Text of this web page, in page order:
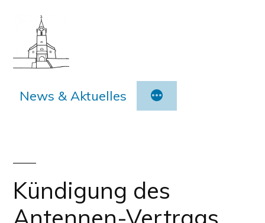
springen
News & Aktuelles
Kündigung des
Antennen-Vertrags